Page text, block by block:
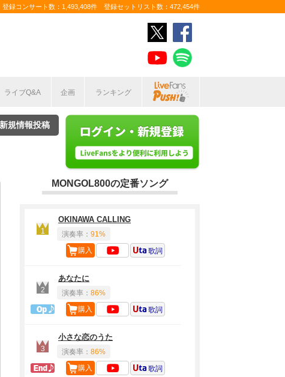
録コンサート数：1,493,408件 登録セットリスト数：472,454件
ライブQ&A 企画 ランキング
新規情報投稿
MONGOL800の定番ソング
1
OKINAWA CALLING
演奏率： 91%
購入 歌詞
2
あなたに
演奏率： 86%
1曲目定番
購入 歌詞
3
小さな恋のうた
演奏率： 86%
ラスト定番
購入 歌詞